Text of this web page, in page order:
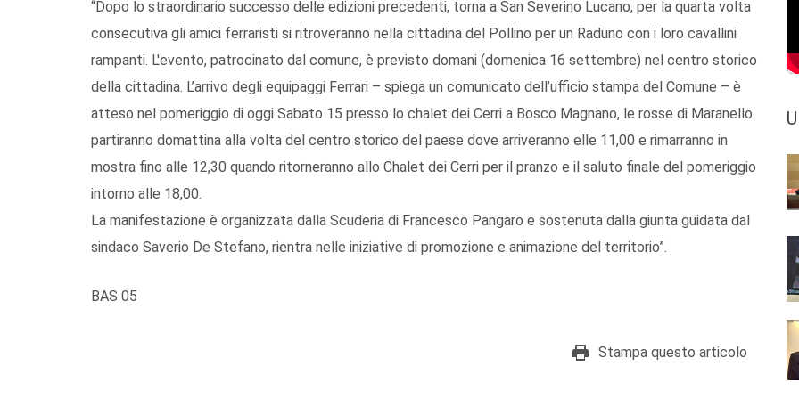
“Dopo lo straordinario successo delle edizioni precedenti, torna a San Severino Lucano, per la quarta volta
consecutiva gli amici ferraristi si ritroveranno nella cittadina del Pollino per un Raduno con i loro cavallini
rampanti. L'evento, patrocinato dal comune, è previsto domani (domenica 16 settembre) nel centro storico
della cittadina. L’arrivo degli equipaggi Ferrari – spiega un comunicato dell’ufficio stampa del Comune – è
atteso nel pomeriggio di oggi Sabato 15 presso lo chalet dei Cerri a Bosco Magnano, le rosse di Maranello
partiranno domattina alla volta del centro storico del paese dove arriveranno elle 11,00 e rimarranno in
mostra fino alle 12,30 quando ritorneranno allo Chalet dei Cerri per il pranzo e il saluto finale del pomeriggio
intorno alle 18,00.
La manifestazione è organizzata dalla Scuderia di Francesco Pangaro e sostenuta dalla giunta guidata dal
sindaco Saverio De Stefano, rientra nelle iniziative di promozione e animazione del territorio”.
BAS 05
Stampa questo articolo